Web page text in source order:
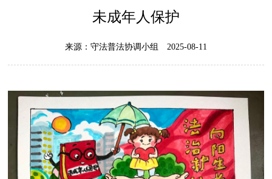
未成年人保护
来源：守法普法协调小组 2025-08-11